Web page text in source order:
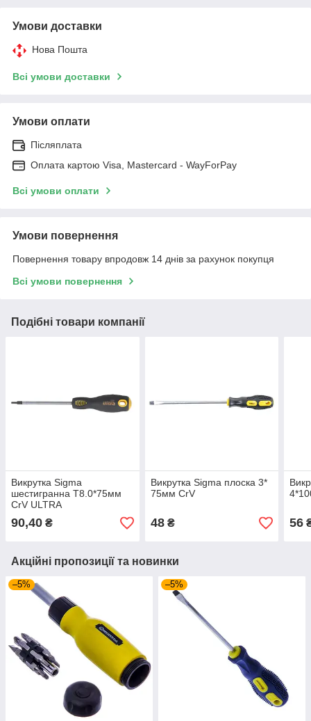
Умови доставки
Нова Пошта
Всі умови доставки
Умови оплати
Післяплата
Оплата картою Visa, Mastercard - WayForPay
Всі умови оплати
Умови повернення
Повернення товару впродовж 14 днів за рахунок покупця
Всі умови повернення
Подібні товари компанії
Викрутка Sigma
шестигранна T8.0*75мм
CrV ULTRA
90,40 ₴
Викрутка Sigma плоска 3*
75мм CrV
48₴ 56
Акційні пропозиції та новинки
–5% –5%